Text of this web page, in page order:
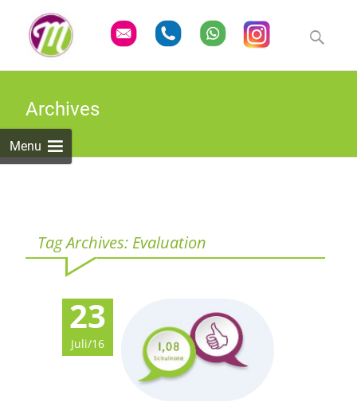
Menu
to
content
Suchen
nach:
Archives
Tag Archives: Evaluation
23
Juli/16